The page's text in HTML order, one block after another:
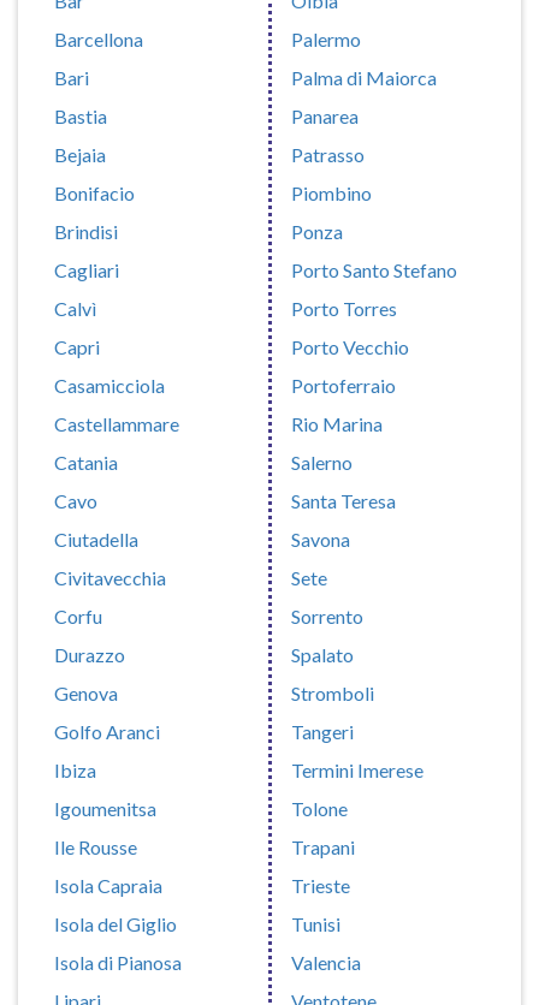
Barcellona
Bari
Bastia
Bejaia
Bonifacio
Brindisi
Cagliari
Calvì
Capri
Casamicciola
Castellammare
Catania
Cavo
Ciutadella
Civitavecchia
Corfu
Durazzo
Genova
Golfo Aranci
Ibiza
Igoumenitsa
Ile Rousse
Isola Capraia
Isola del Giglio
Isola di Pianosa
Palermo
Palma di Maiorca
Panarea
Patrasso
Piombino
Ponza
Porto Santo Stefano
Porto Torres
Porto Vecchio
Portoferraio
Rio Marina
Salerno
Santa Teresa
Savona
Sete
Sorrento
Spalato
Stromboli
Tangeri
Termini Imerese
Tolone
Trapani
Trieste
Tunisi
Valencia